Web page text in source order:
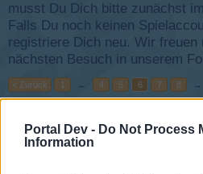
Portal Dev - Do Not Process
Information
musst Du Dich bitte zunächst
Falls Du noch keinen
registriere Dich neu. Wir freuen
nächsten Besuch in unserem
< Zurück 1 ← 4 5 6 7 8 →
Titel
Baikonur-Airline